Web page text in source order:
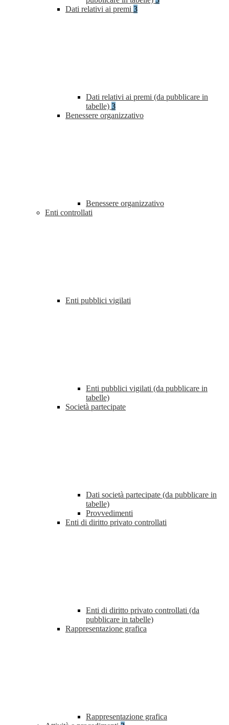
Dati relativi ai premi 3
Dati relativi ai premi (da pubblicare in
tabelle) 3
Benessere organizzativo
Benessere organizzativo
Enti controllati
Enti pubblici vigilati
Enti pubblici vigilati (da pubblicare in
tabelle)
Società partecipate
Dati società partecipate (da pubblicare in
tabelle)
Provvedimenti
Enti di diritto privato controllati
Enti di diritto privato controllati (da
pubblicare in tabelle)
Rappresentazione grafica
Rappresentazione grafica